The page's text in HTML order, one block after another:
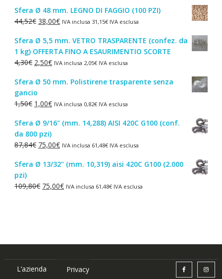
Sfera Ø 48 mm. LEGNO DI FAGGIO (100 PZI)
44,52€ Il
originale
era:
44,52€.
38,00€Il
attuale
è:
38,00€.
IVA inclusa 31,15€IVA esclusa
Sfera Ø 5,5 mm. VETRO TRASPARENTE (confez. da
1 kg) OFFERTA FINO A ESAURIMENTIO SCORTE
4,30€ Il
originale
era:
4,30€.
2,50€Il
attuale
2,50€.
IVA inclusa 2,05€IVA esclusa
Sfera Ø 50 mm. Polistirene trasparente senza
gancio
1,50€ Il
originale
era:
1,50€.
1,00€Il
attuale
è:
1,00€.
IVA inclusa 0,82€IVA esclusa
Sfera Ø 9/16" (mm. 14,288) AISI 420C G100 (conf.
da 800 pzi)
87,84€ Il
originale
87,84€.
75,00€Il
attuale
75,00€.
IVA inclusa 61,48€IVA esclusa
Sfera Ø 13/32" (mm. 10,319) aisi 420C G100 (2.000
pzi)
109,80€ Il
75,00€IlIVA inclusa 61,48€IVA esclusa
L’azienda Privacy